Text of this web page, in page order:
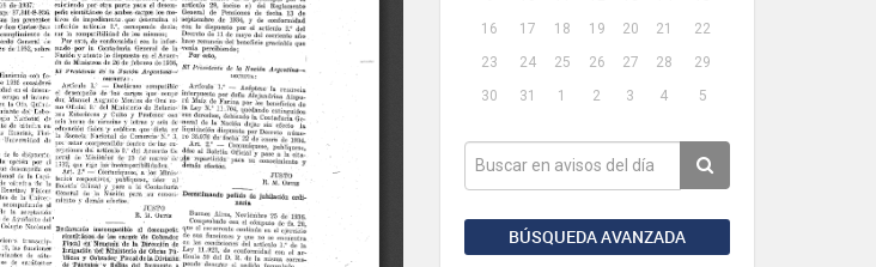
16
17 18 19 20 21
22
23
24 25 26 27 28
29
30
31 1 2 3 4 5
BÚSQUEDA AVANZADA